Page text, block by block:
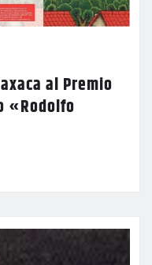
al Premio
«Rodolfo